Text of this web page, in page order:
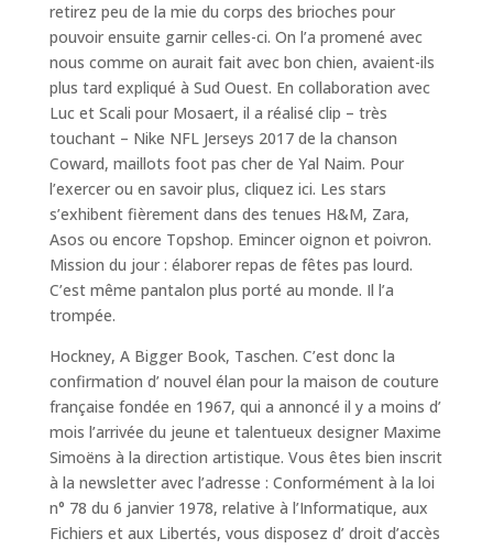
retirez peu de la mie du corps des brioches pour
pouvoir ensuite garnir celles-ci. On l’a promené avec
nous comme on aurait fait avec bon chien, avaient-ils
plus tard expliqué à Sud Ouest. En collaboration avec
Luc et Scali pour Mosaert, il a réalisé clip – très
touchant – Nike NFL Jerseys 2017 de la chanson
Coward, maillots foot pas cher de Yal Naim. Pour
l’exercer ou en savoir plus, cliquez ici. Les stars
s’exhibent fièrement dans des tenues H&M, Zara,
Asos ou encore Topshop. Emincer oignon et poivron.
Mission du jour : élaborer repas de fêtes pas lourd.
C’est même pantalon plus porté au monde. Il l’a
trompée.
Hockney, A Bigger Book, Taschen. C’est donc la
confirmation d’ nouvel élan pour la maison de couture
française fondée en 1967, qui a annoncé il y a moins d’
mois l’arrivée du jeune et talentueux designer Maxime
Simoëns à la direction artistique. Vous êtes bien inscrit
à la newsletter avec l’adresse : Conformément à la loi
n° 78 du 6 janvier 1978, relative à l’Informatique, aux
Fichiers et aux Libertés, vous disposez d’ droit d’accès